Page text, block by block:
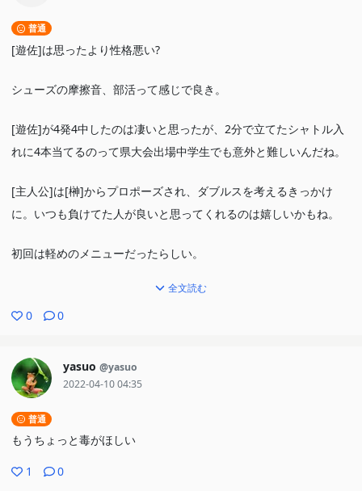
普通
[遊佐]は思ったより性格悪い?
シューズの摩擦音、部活って感じで良き。
[遊佐]が4発4中したのは凄いと思ったが、2分で立てたシャトル入
れに4本当てるのって県大会出場中学生でも意外と難しいんだね。
[主人公]は[榊]からプロポーズされ、ダブルスを考えるきっかけ
に。いつも負けてた人が良いと思ってくれるのは嬉しいかもね。
初回は軽めのメニューだったらしい。
[松田]は中国暮らしで途中から日本に来たのか。知られてないのに
強い理由はこれだったか〜。
卒業で[主人公友達]と別れも「集中！」のくだりやるんだ...w。
だが、2年?ものルーティンならそれも一興か。
全文読む
0 0
yasuo @yasuo
2022-04-10 04:35
普通
もうちょっと毒がほしい
1 0